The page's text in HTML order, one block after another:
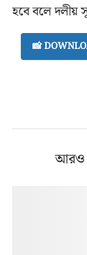
হবে বলে দলীয়
📸
আরও